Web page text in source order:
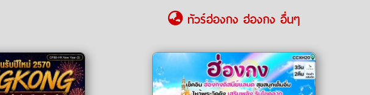
ทัวร์ฮ่องกง ฮ่องกง อื่นๆ